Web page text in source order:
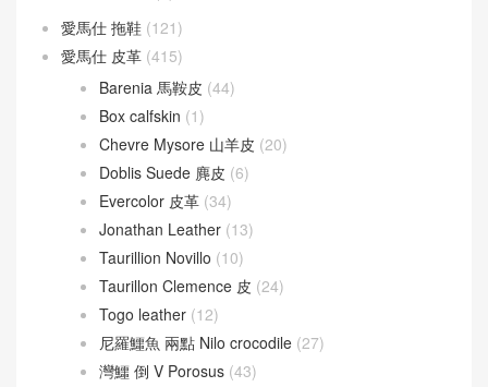
愛馬仕 拖鞋 (121)
愛馬仕 皮革 (415)
Barenia 馬鞍皮 (44)
Box calfskin (1)
Chevre Mysore 山羊皮 (20)
Doblis Suede 麂皮 (6)
Evercolor 皮革 (34)
Jonathan Leather (13)
Taurillion Novillo (10)
Taurillon Clemence 皮 (24)
Togo leather (12)
尼羅鱷魚 兩點 Nilo crocodile (27)
灣鱷 倒 V Porosus (43)